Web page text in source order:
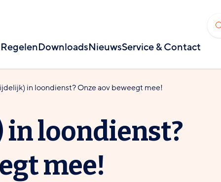
RegelenDownloadsNieuwsService & Contact
in loondienst? Onze aov beweegt mee!
loondienst?
mee!